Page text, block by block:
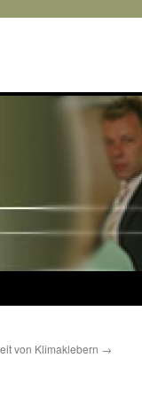
von Klimaklebern →